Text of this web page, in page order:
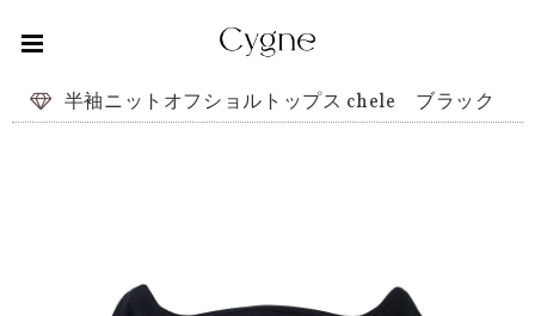
半袖ニットオフショルトップス chele ブラック